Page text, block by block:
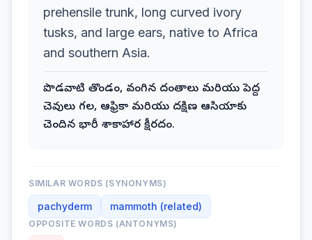
prehensile trunk, long curved ivory
tusks, and large ears, native to Africa
and southern Asia.
పొడవాటి తొండం, వంగిన దంతాలు మరియు పెద్ద
చెవులు గల, ఆఫ్రికా మరియు దక్షిణ ఆసియాకు
చెందిన భారీ శాకాహార క్షీరదం.
SIMILAR WORDS (SYNONYMS)
pachyderm mammoth (related)
OPPOSITE WORDS (ANTONYMS)